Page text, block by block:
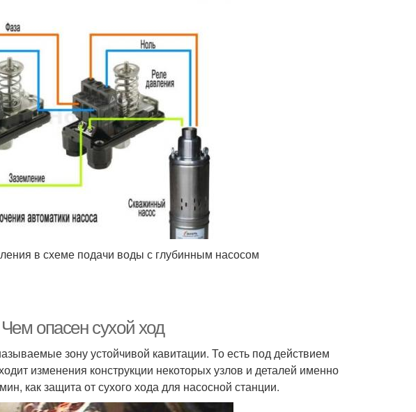
в схеме подачи воды с глубинным насосом
опасен сухой ход
зону устойчивой кавитации. То есть под действием
изменения конструкции некоторых узлов и деталей именно
как защита от сухого хода для насосной станции.